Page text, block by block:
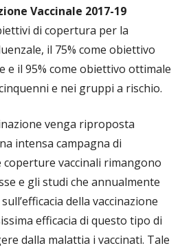
Vaccinale 2017-19
di copertura per la
il 75% come obiettivo
e il 95% come obiettivo ottimale
e nei gruppi a rischio.
venga riproposta
intensa campagna di
coperture vaccinali rimangono
e gli studi che annualmente
della vaccinazione
efficacia di questo tipo di
dalla malattia i vaccinati. Tale